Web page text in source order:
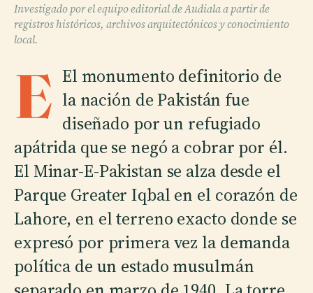
Investigado por el equipo editorial de Audiala a partir de
registros históricos, archivos arquitectónicos y conocimiento
local.
E El monumento definitorio de
la nación de Pakistán fue
diseñado por un refugiado
apátrida que se negó a cobrar por él.
El Minar-E-Pakistan se alza desde el
Parque Greater Iqbal en el corazón de
Lahore, en el terreno exacto donde se
expresó por primera vez la demanda
política de un estado musulmán